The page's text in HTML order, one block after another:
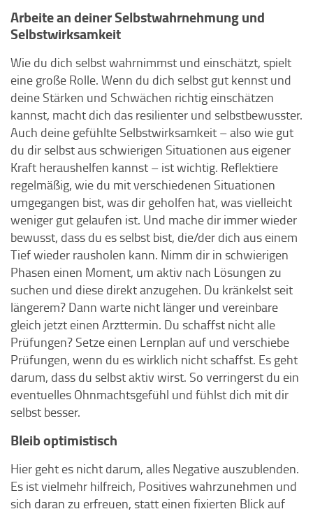
Arbeite an deiner Selbstwahrnehmung und
Selbstwirksamkeit
Wie du dich selbst wahrnimmst und einschätzt, spielt
eine große Rolle. Wenn du dich selbst gut kennst und
deine Stärken und Schwächen richtig einschätzen
kannst, macht dich das resilienter und selbstbewusster.
Auch deine gefühlte Selbstwirksamkeit – also wie gut
du dir selbst aus schwierigen Situationen aus eigener
Kraft heraushelfen kannst – ist wichtig. Reflektiere
regelmäßig, wie du mit verschiedenen Situationen
umgegangen bist, was dir geholfen hat, was vielleicht
weniger gut gelaufen ist. Und mache dir immer wieder
bewusst, dass du es selbst bist, die/der dich aus einem
Tief wieder rausholen kann. Nimm dir in schwierigen
Phasen einen Moment, um aktiv nach Lösungen zu
suchen und diese direkt anzugehen. Du kränkelst seit
längerem? Dann warte nicht länger und vereinbare
gleich jetzt einen Arzttermin. Du schaffst nicht alle
Prüfungen? Setze einen Lernplan auf und verschiebe
Prüfungen, wenn du es wirklich nicht schaffst. Es geht
darum, dass du selbst aktiv wirst. So verringerst du ein
eventuelles Ohnmachtsgefühl und fühlst dich mit dir
selbst besser.
Bleib optimistisch
Hier geht es nicht darum, alles Negative auszublenden.
Es ist vielmehr hilfreich, Positives wahrzunehmen und
sich daran zu erfreuen, statt einen fixierten Blick auf